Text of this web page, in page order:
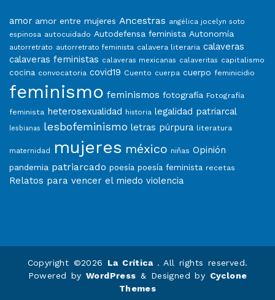
amor amor entre mujeres Ancestras angélica jocelyn soto
espinosa autocuidado Autodefensa feminista Autonomía
autorretrato autorretrato feminista calavera literaria calaveras
calaveras feministas calaveras mexicanas calaveritas capitalismo
cocina convocatoria covid19 Cuento cuerpa cuerpo feminicidio
feminismo feminismos fotografía Fotografía
feminista heterosexualidad historia legalidad patriarcal
lesbianas lesbofeminismo letras púrpura literatura
maternidad mujeres méxico niñas Opinión
pandemia patriarcado poesía poesía feminista recetas
Relatos para vencer el miedo violencia
Copyright ©2026 La Crítica . All rights reserved.
Powered by WordPress & Designed by Cyclone
Themes